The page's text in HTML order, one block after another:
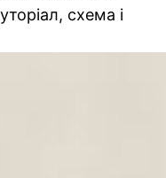
схема і